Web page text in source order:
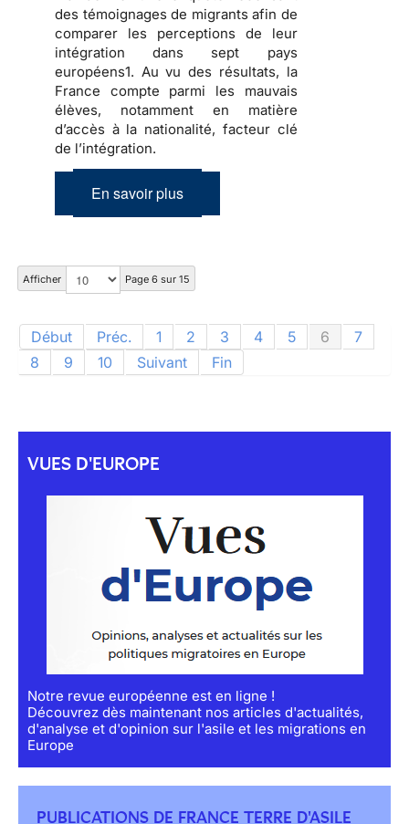
des témoignages de migrants afin de
comparer les perceptions de leur
intégration dans sept pays
européens1. Au vu des résultats, la
France compte parmi les mauvais
élèves, notamment en matière
d’accès à la nationalité, facteur clé
de l’intégration.
En savoir plus
Afficher Page 6 sur 15
Début Préc. 1 2 3 4 5 6
7
8
9 10 Suivant Fin
VUES D'EUROPE
Notre revue européenne est en ligne !
Découvrez dès maintenant nos articles d'actualités,
d'analyse et d'opinion sur l'asile et les migrations en
Europe
PUBLICATIONS DE FRANCE TERRE D'ASILE